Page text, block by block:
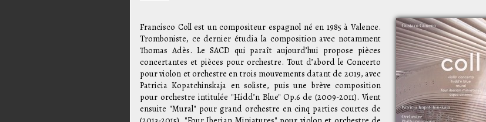
Francisco Coll est un compositeur espagnol né en 1985 à Valence.
Tromboniste, ce dernier étudia la composition avec notamment
Thomas Adès. Le SACD qui paraît aujourd’hui propose pièces
concertantes et pièces pour orchestre. Tout d’abord le Concerto
pour violon et orchestre en trois mouvements datant de 2019, avec
Patricia Kopatchinskaja en soliste, puis une brève composition
pour orchestre intitulée "Hidd’n Blue" Op.6 de (2009-2011). Vient
ensuite "Mural" pour grand orchestre en cinq parties courtes de